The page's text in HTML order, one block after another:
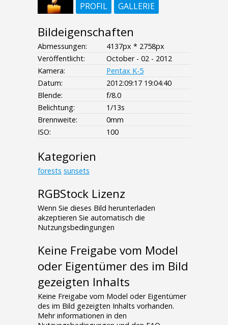
PROFIL
GALLERIE
Bildeigenschaften
Abmessungen:
4137px * 2758px
Veröffentlicht:
October - 02 - 2012
Kamera:
Pentax K-5
Datum:
2012:09:17 19:04:40
Blende:
f/8.0
Belichtung:
1/13s
Brennweite:
0mm
ISO:
100
Kategorien
forests sunsets
RGBStock Lizenz
Wenn Sie dieses Bild herunterladen
akzeptieren Sie automatisch die
Nutzungsbedingungen
Keine Freigabe vom Model
oder Eigentümer des im Bild
gezeigten Inhalts
Keine Freigabe vom Model oder Eigentümer
des im Bild gezeigten Inhalts vorhanden.
Mehr informationen in den